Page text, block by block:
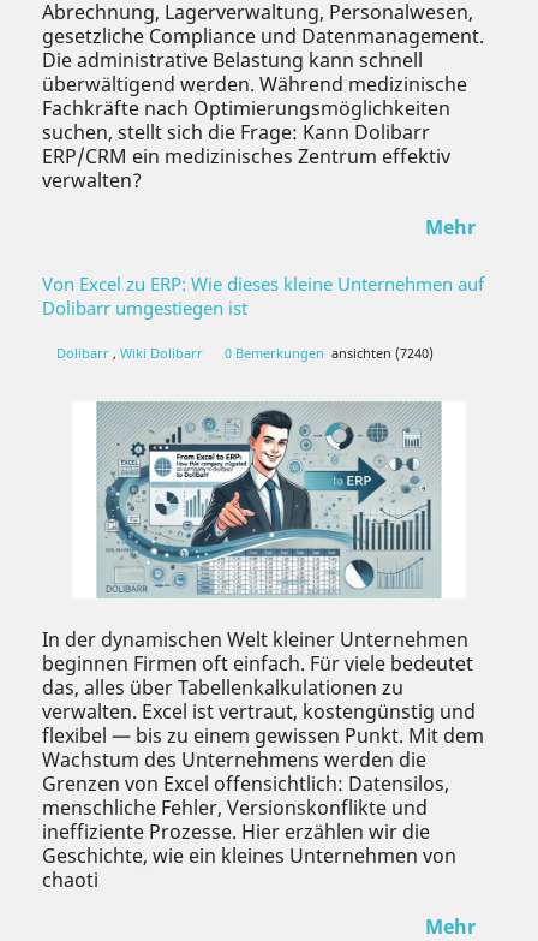
Abrechnung, Lagerverwaltung, Personalwesen,
gesetzliche Compliance und Datenmanagement.
Die administrative Belastung kann schnell
überwältigend werden. Während medizinische
Fachkräfte nach Optimierungsmöglichkeiten
suchen, stellt sich die Frage: Kann Dolibarr
ERP/CRM ein medizinisches Zentrum effektiv
verwalten?
Mehr
Von Excel zu ERP: Wie dieses kleine Unternehmen auf
Dolibarr umgestiegen ist
Dolibarr , Wiki Dolibarr 0 Bemerkungen ansichten (7240)
In der dynamischen Welt kleiner Unternehmen
beginnen Firmen oft einfach. Für viele bedeutet
das, alles über Tabellenkalkulationen zu
verwalten. Excel ist vertraut, kostengünstig und
flexibel — bis zu einem gewissen Punkt. Mit dem
Wachstum des Unternehmens werden die
Grenzen von Excel offensichtlich: Datensilos,
menschliche Fehler, Versionskonflikte und
ineffiziente Prozesse. Hier erzählen wir die
Geschichte, wie ein kleines Unternehmen von
chaoti
Mehr